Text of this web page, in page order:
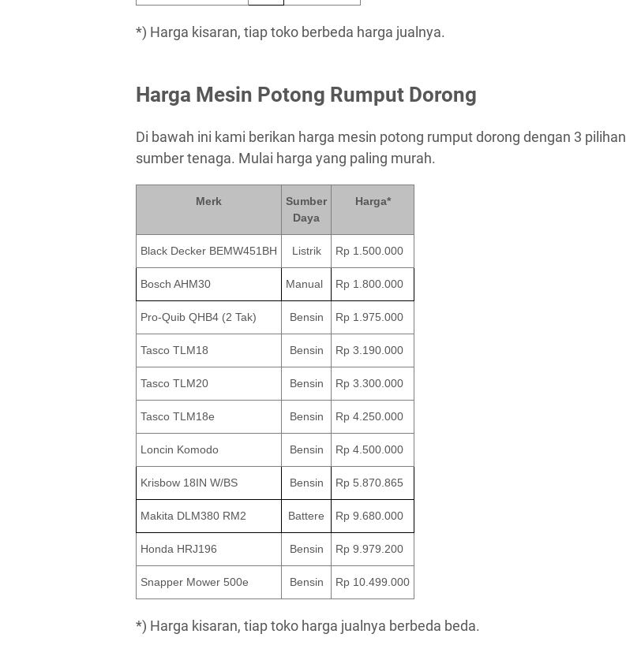
*) Harga kisaran, tiap toko berbeda harga jualnya.
Harga Mesin Potong Rumput Dorong
Di bawah ini kami berikan harga mesin potong rumput dorong dengan 3 pilihan
sumber tenaga. Mulai harga yang paling murah.
Merk
Sumber
Daya
Harga*
Black Decker BEMW451BH Listrik Rp 1.500.000
Bosch AHM30 Manual Rp 1.800.000
Pro-Quib QHB4 (2 Tak) Bensin Rp 1.975.000
Tasco TLM18 Bensin Rp 3.190.000
Tasco TLM20 Bensin Rp 3.300.000
Tasco TLM18e Bensin Rp 4.250.000
Loncin Komodo Bensin Rp 4.500.000
Krisbow 18IN W/BS Bensin Rp 5.870.865
Makita DLM380 RM2 Battere Rp 9.680.000
Honda HRJ196 Bensin Rp 9.979.200
Snapper Mower 500e Bensin Rp 10.499.000
*) Harga kisaran, tiap toko harga jualnya berbeda beda.